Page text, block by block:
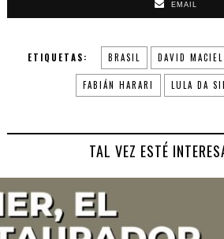
EMAIL
ETIQUETAS: BRASIL DAVID MACIEL
FABIÁN HARARI LULA DA
TAL VEZ ESTÉ